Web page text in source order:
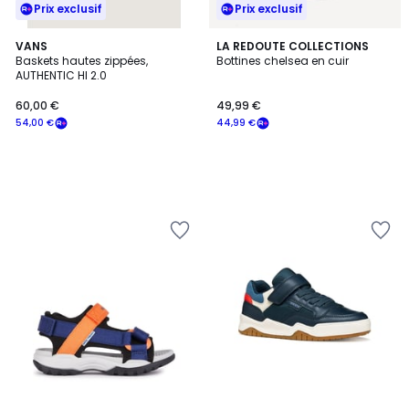
Prix exclusif
VANS
Baskets hautes zippées,
AUTHENTIC HI 2.0
54,00 €
60,00 €
Prix exclusif
LA REDOUTE COLLECTIONS
Bottines chelsea en cuir
44,99 €
49,99 €